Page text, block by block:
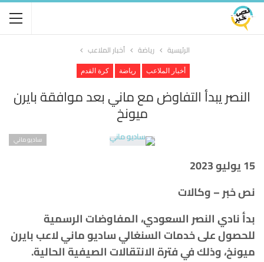
الرئيسية رياضة أخبار الملاعب
أخبار الملاعب رياضة كرة القدم
النصر يبدأ التفاوض مع ماني بعد موافقة بايرن
ميونخ
ساديو ماني
15 يوليو 2023
نص خبر – وكالات
بدأ نادي النصر السعودي، المفاوضات الرسمية
للحصول على خدمات السنغالي ساديو ماني لاعب بايرن
ميونخ، وذلك في فترة الانتقالات الصيفية الحالية.